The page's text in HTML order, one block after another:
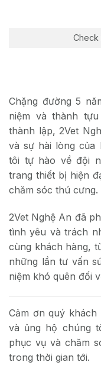
Check
Chặng đường 5
niệm và thành
thành lập, 2Vet
và sự hài lòng của
tôi tự hào về đội
trang thiết bị hiện
chăm sóc thú cưng.
2Vet Nghệ An đã
tình yêu và trách
cùng khách hàng,
những lần tư vấn
niệm khó quên đối
Cảm ơn quý
và ủng hộ chúng
phục vụ và chăm
trong thời gian tới.